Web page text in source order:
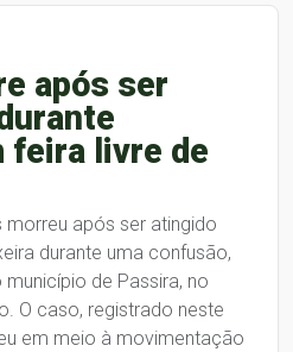
após ser
feira livre de
após ser atingido
durante uma confusão,
de Passira, no
O caso, registrado neste
em meio à movimentação